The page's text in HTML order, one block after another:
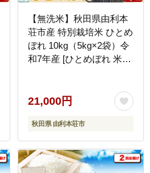
【無洗米】秋田県由利本
荘市産 特別栽培米 ひとめ
ぼれ 10kg（5kg×2袋）令
和7年産 [ひとめぼれ 米
秋田県産 秋田県 由利本荘
21,000円
秋田県 由利本荘市